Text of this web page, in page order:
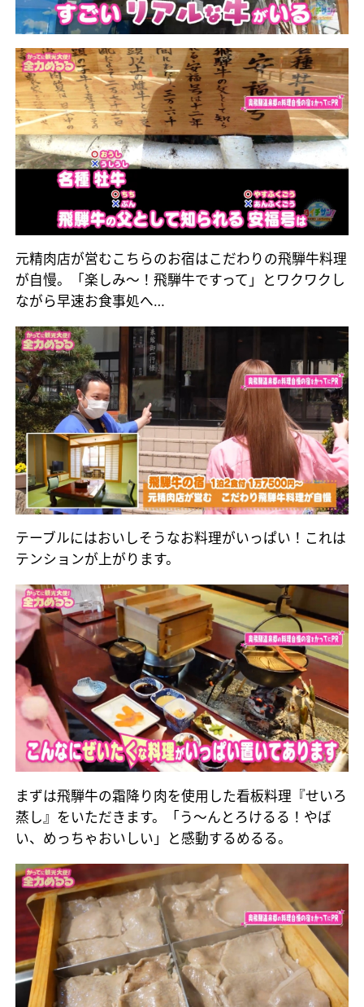
元精肉店が営むこちらのお宿はこだわりの飛騨牛料理
が自慢。「楽しみ～！飛騨牛ですって」とワクワクし
ながら早速お食事処へ…
テーブルにはおいしそうなお料理がいっぱい！これは
テンションが上がります。
まずは飛騨牛の霜降り肉を使用した看板料理『せいろ
蒸し』をいただきます。「う～んとろけるる！やば
い、めっちゃおいしい」と感動するめるる。